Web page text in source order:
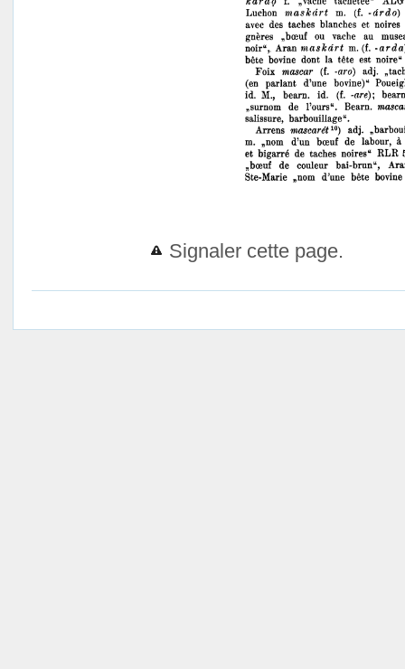
Signaler cette page.